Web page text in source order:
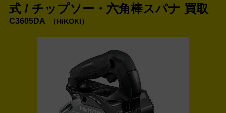
式 / チップソー・六角棒スパナ 買取
C3605DA HiKOKI